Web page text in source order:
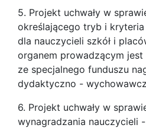
5. Projekt uchwały w
określającego tryb i
dla nauczycieli szkół i
organem prowadzącym jest
ze specjalnego funduszu
dydaktyczno -
6. Projekt uchwały w
wynagradzania nauczycieli -